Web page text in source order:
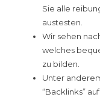
Sie alle
austesten.
Wir sehen
welches
zu bilden.
Unter
“Backlinks”